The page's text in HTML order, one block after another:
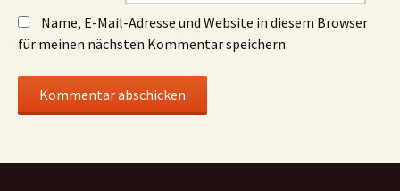
Name, E-Mail-Adresse und Website in diesem Browser
für meinen nächsten Kommentar speichern.